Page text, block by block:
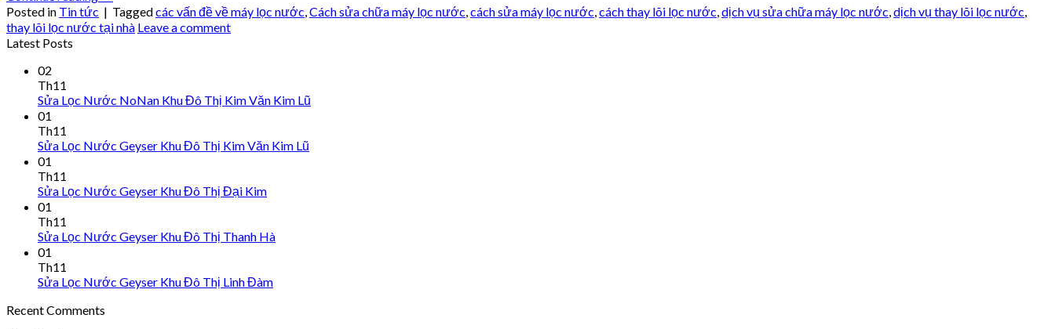
Posted in Tin tức | Taggedcác vấn đề về máy lọc nước,Cách sửa chữa máy lọc nước,cách sửa máy lọc nước,cách thay lõi lọc nước,dịch vụ sửa chữa máy lọc nước,dịch vụ thay lõi lọc nước,
thay lõi lọc nước tại nhà Leave a comment
Latest Posts
02
Th11
Sửa Lọc Nước NoNan Khu Đô Thị Kim Văn Kim Lũ
01
Th11
Sửa Lọc Nước Geyser Khu Đô Thị Kim Văn Kim Lũ
01
Th11
Sửa Lọc Nước Geyser Khu Đô Thị Đại Kim
01
Th11
Sửa Lọc Nước Geyser Khu Đô Thị Thanh Hà
01
Th11
Sửa Lọc Nước Geyser Khu Đô Thị Linh Đàm
Recent Comments